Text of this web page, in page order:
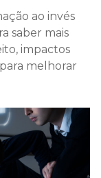
ao invés
saber mais
impactos
melhorar